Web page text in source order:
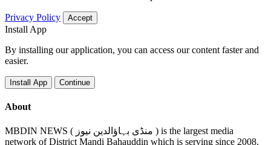
Privacy Policy Accept
Install App
By installing our application, you can access our content faster and
easier.
Install App Continue
About
MBDIN NEWS ( منڈی بہاؤالدین نیوز ) is the largest media
network of District Mandi Bahauddin which is serving since 2008.